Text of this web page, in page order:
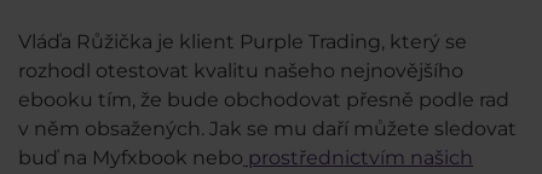
Vláďa Růžička je klient Purple Trading, který se
rozhodl otestovat kvalitu našeho nejnovějšího
ebooku tím, že bude obchodovat přesně podle rad
v něm obsažených. Jak se mu daří můžete sledovat
buď na Myfxbook nebo prostřednictvím našich